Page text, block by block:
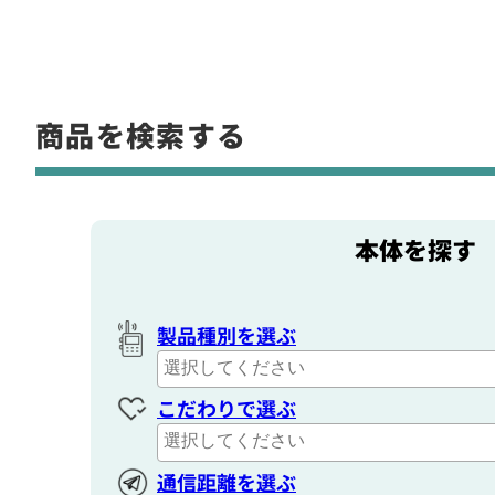
商品を検索する
本体を探す
製品種別を選ぶ
こだわりで選ぶ
通信距離を選ぶ